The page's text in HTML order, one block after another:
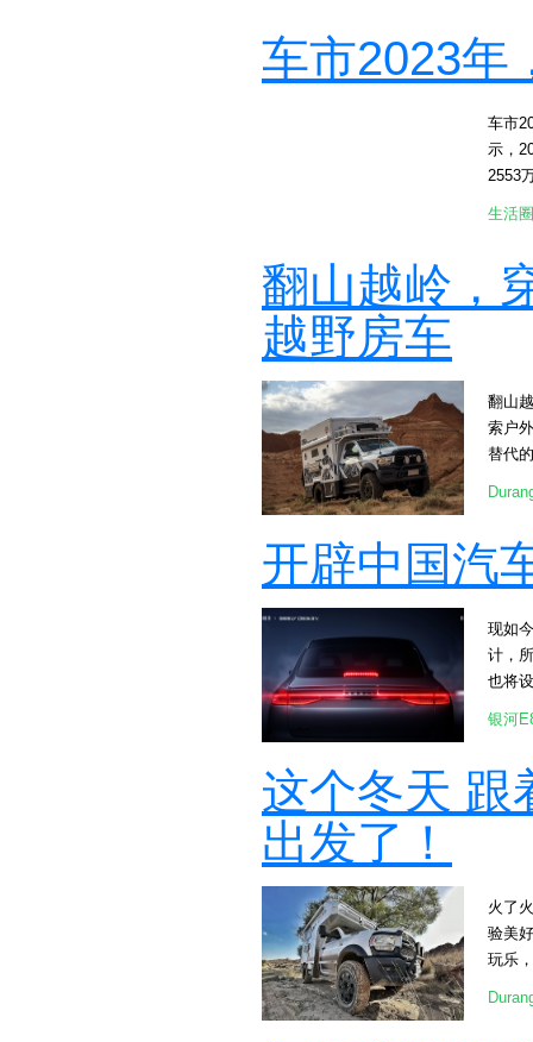
车市2023年
车市
示，
2553
牌着
量排
众、
歌、
时，
汽车
不断
细分
用车
的产
比亚
合动
升全
资建
生活圈
翻山越岭，
越野房车
翻山
索户
替代
箱，
车在
32 英
保障
生。
开辟中国汽
现如
计，
也将
吉利
银河
这个冬天 跟
出发了！
火了
验美
玩乐
备好